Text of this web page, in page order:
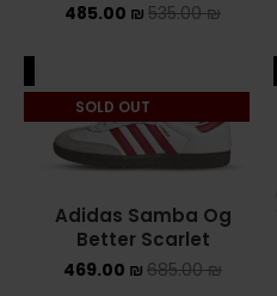
535.00₪
485.00 ₪
SOLD OUT
Adidas Samba Og
Better Scarlet
685.00₪
469.00 ₪